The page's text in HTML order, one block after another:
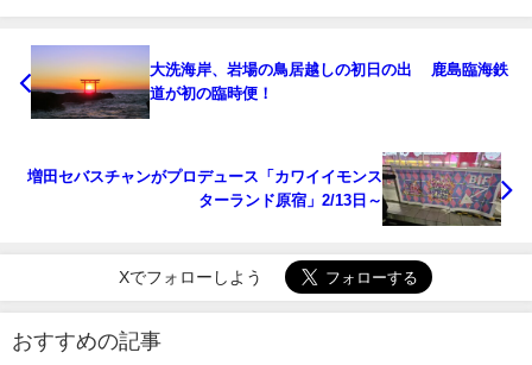
大洗海岸、岩場の鳥居越しの初日の出 鹿島臨海鉄
道が初の臨時便！
増田セバスチャンがプロデュース「カワイイモンス
ターランド原宿」2/13日～
Xでフォローしよう
おすすめの記事